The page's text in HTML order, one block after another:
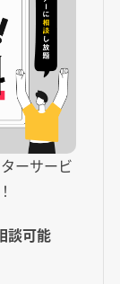
ーサービ
談可能